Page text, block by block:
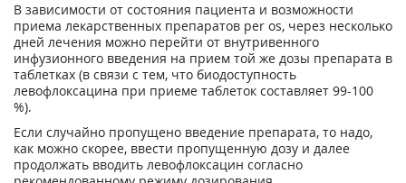
В зависимости от состояния пациента и возможности
приема лекарственных препаратов per os, через несколько
дней лечения можно перейти от внутривенного
инфузионного введения на прием той же дозы препарата в
таблетках (в связи с тем, что биодоступность
левофлоксацина при приеме таблеток составляет 99-100
%).
Если случайно пропущено введение препарата, то надо,
как можно скорее, ввести пропу­щенную дозу и далее
продолжать вводить левофлоксацин согласно